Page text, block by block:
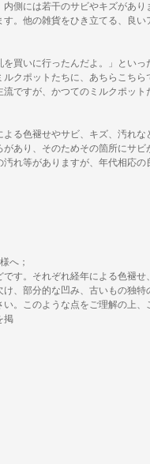
側には若干のサビやキズがあ
。他の雑貨をひき立てる、良
買いに行ったんだよ。」とい
クポットたちに、あちらこち
ですが、かつてのミルクポット
る色褪せやサビ、キズ、汚れな
あり、そのためその箇所にサ
れ等がありますが、年代相応の
へ；
す。それぞれ経年による色褪
、部分的な凹み、古いもの独
。このような点をご理解の上、
掲